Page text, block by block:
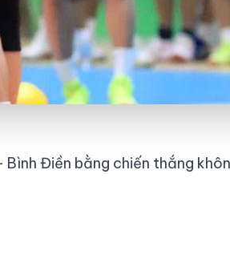
Điền bằng chiến thắng